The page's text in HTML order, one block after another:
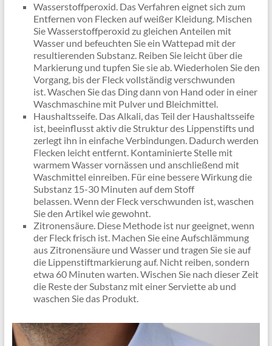
Wasserstoffperoxid. Das Verfahren eignet sich zum
Entfernen von Flecken auf weißer Kleidung. Mischen
Sie Wasserstoffperoxid zu gleichen Anteilen mit
Wasser und befeuchten Sie ein Wattepad mit der
resultierenden Substanz. Reiben Sie leicht über die
Markierung und tupfen Sie sie ab. Wiederholen Sie den
Vorgang, bis der Fleck vollständig verschwunden
ist. Waschen Sie das Ding dann von Hand oder in einer
Waschmaschine mit Pulver und Bleichmittel.
Haushaltsseife. Das Alkali, das Teil der Haushaltsseife
ist, beeinflusst aktiv die Struktur des Lippenstifts und
zerlegt ihn in einfache Verbindungen. Dadurch werden
Flecken leicht entfernt. Kontaminierte Stelle mit
warmem Wasser vornässen und anschließend mit
Waschmittel einreiben. Für eine bessere Wirkung die
Substanz 15-30 Minuten auf dem Stoff
belassen. Wenn der Fleck verschwunden ist, waschen
Sie den Artikel wie gewohnt.
Zitronensäure. Diese Methode ist nur geeignet, wenn
der Fleck frisch ist. Machen Sie eine Aufschlämmung
aus Zitronensäure und Wasser und tragen Sie sie auf
die Lippenstiftmarkierung auf. Nicht reiben, sondern
etwa 60 Minuten warten. Wischen Sie nach dieser Zeit
die Reste der Substanz mit einer Serviette ab und
waschen Sie das Produkt.